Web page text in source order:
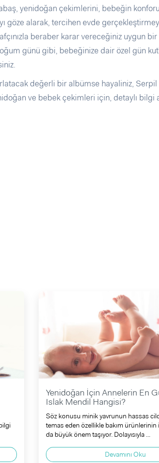
yenidoğan çekimlerini, bebeğin
göze alarak, tercihen evde
beraber karar vereceğiniz uygun bir
günü gibi, bebeğinize dair özel gün
değerli bir albümse hayaliniz,
ve bebek çekimleri için, detaylı bilgi
Yenidoğan İçin Annelerin En
Islak Mendil Hangisi?
Söz konusu minik yavrunun hassas
temas eden özellikle bakım
da büyük önem taşıyor. Dolayısıyla ...
Devamını Oku